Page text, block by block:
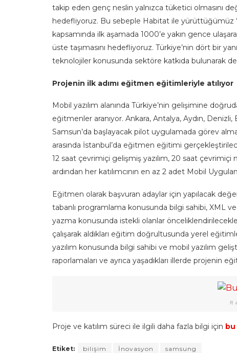
takip eden genç neslin yalnızca tüketici olmasını
hedefliyoruz. Bu sebeple Habitat ile yürüttüğümüz
kapsamında ilk aşamada 1000’e yakın gence
üste taşımasını hedefliyoruz. Türkiye’nin dört bir
teknolojiler konusunda sektöre katkıda bulunarak
Projenin ilk adımı eğitmen eğitimleriyle atılıyor
Mobil yazılım alanında Türkiye’nin gelişimine
eğitmenler aranıyor. Ankara, Antalya, Aydın,
Samsun’da başlayacak pilot uygulamada görev
arasında İstanbul’da eğitmen eğitimi
12 saat çevrimiçi gelişmiş yazılım, 20 saat
ardından her katılımcının en az 2 adet Mobil
Eğitmen olarak başvuran adaylar için yapılacak
tabanlı programlama konusunda bilgi sahibi, XML
yazma konusunda istekli olanlar
çalışarak aldıkları eğitim doğrultusunda yerel
yazılım konusunda bilgi sahibi ve mobil yazılım
raporlamaları ve ayrıca yaşadıkları illerde projenin
Proje ve katılım süreci ile ilgili daha fazla bilgi için bu
Etiket: bilişim İnovasyon samsung